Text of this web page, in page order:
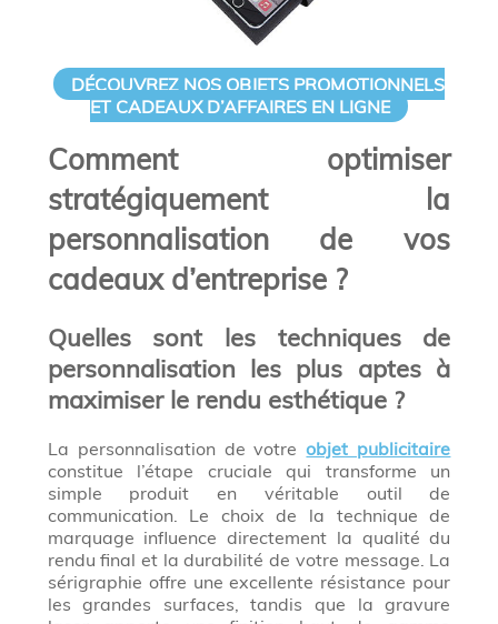
DÉCOUVREZ NOS OBJETS PROMOTIONNELS
ET CADEAUX D’AFFAIRES EN LIGNE
Comment optimiser
stratégiquement la
personnalisation de vos
cadeaux d’entreprise ?
Quelles sont les techniques de
personnalisation les plus aptes à
maximiser le rendu esthétique ?
La personnalisation de votreobjet publicitaire
constitue l’étape cruciale qui transforme un
simple produit en véritable outil de
communication. Le choix de la technique de
marquage influence directement la qualité du
rendu final et la durabilité de votre message. La
sérigraphie offre une excellente résistance pour
les grandes surfaces, tandis que la gravure